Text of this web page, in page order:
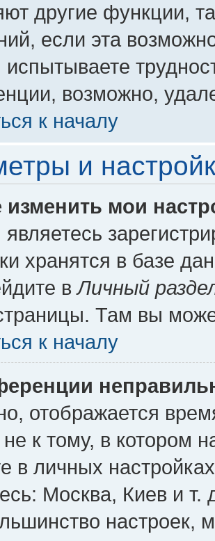
другие функции,
если эта
возможно,
к началу
и
изменить мои
хранятся в базе
вЛичный
Там вы
к началу
отображается
не к тому, в котором
в личных
Москва, Киев и т.
настроек,